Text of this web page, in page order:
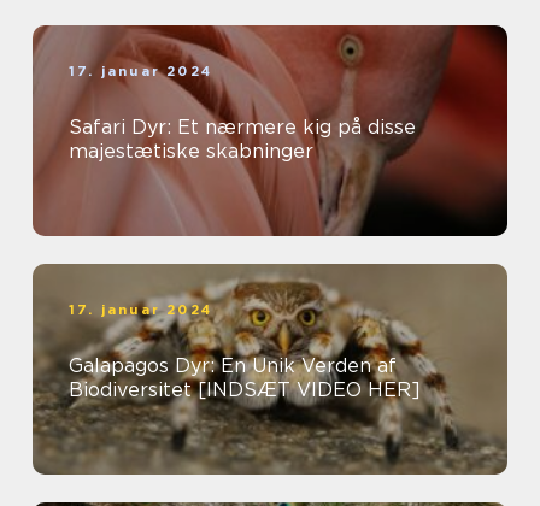
17. januar 2024
Safari Dyr: Et nærmere kig på disse
majestætiske skabninger
17. januar 2024
Galapagos Dyr: En Unik Verden af
Biodiversitet [INDSÆT VIDEO HER]